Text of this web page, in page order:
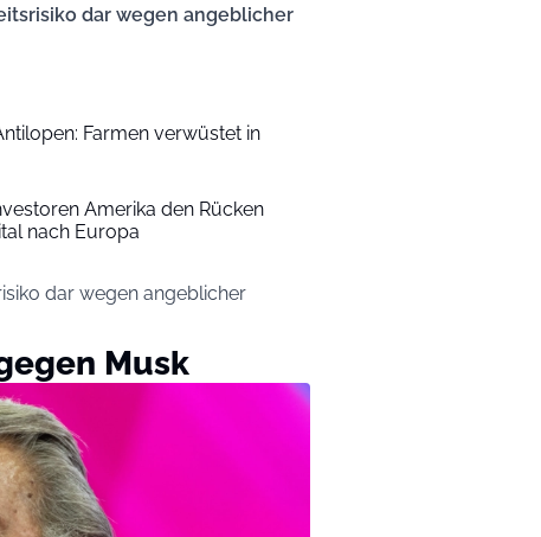
dar wegen angeblicher
Farmen verwüstet in
Amerika den Rücken
nach Europa
dar wegen angeblicher
Musk